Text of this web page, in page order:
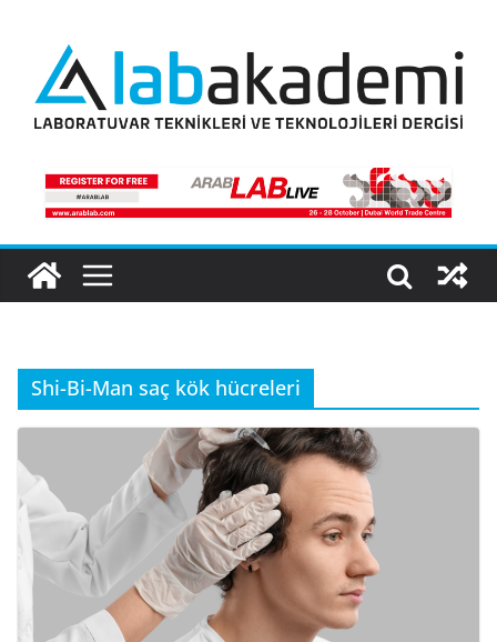
content
Shi-Bi-Man saç kök hücreleri